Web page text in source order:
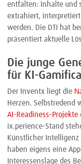
entfalten: Inhalte und
extrahiert,
werden. Die DTI hat
präsentiert aktuelle
Die junge
für KI-
Der Inventx liegt die
Herzen. Selbstredend
AI-Readiness-Projekte
ix.perience-Stand
Künstlicher
haben eigens eine
Interessenslage des